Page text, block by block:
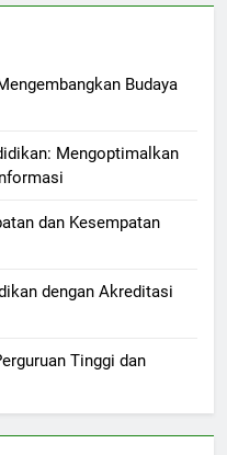
Budaya
Mengoptimalkan
dan Kesempatan
dengan Akreditasi
Tinggi dan